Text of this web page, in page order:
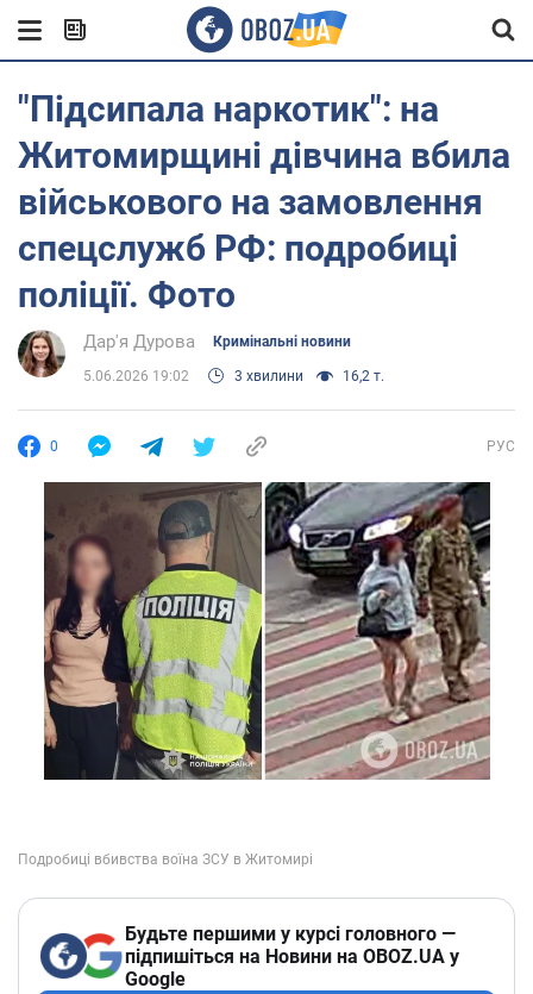
"Підсипала наркотик": на
Житомирщині дівчина вбила
військового на замовлення
спецслужб РФ: подробиці
поліції. Фото
Дар'я Дурова Кримінальні новини
5.06.2026 19:02 3 хвилини 16,2 т.
0 РУС
Будьте першими у курсі головного —
підпишіться на Новини на OBOZ.UA у
Google